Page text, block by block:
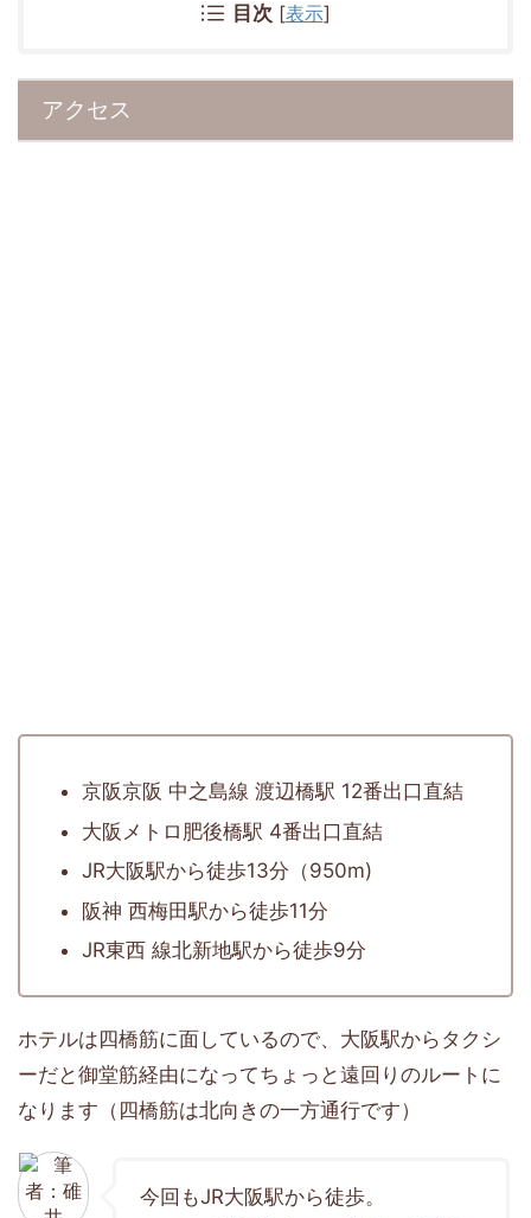
目次 [表示]
アクセス
京阪京阪 中之島線 渡辺橋駅 12番出口直結
大阪メトロ肥後橋駅 4番出口直結
JR大阪駅から徒歩13分（950m)
阪神 西梅田駅から徒歩11分
JR東西 線北新地駅から徒歩9分
ホテルは四橋筋に面しているので、大阪駅からタクシ
ーだと御堂筋経由になってちょっと遠回りのルートに
なります（四橋筋は北向きの一方通行です）
今回もJR大阪駅から徒歩。